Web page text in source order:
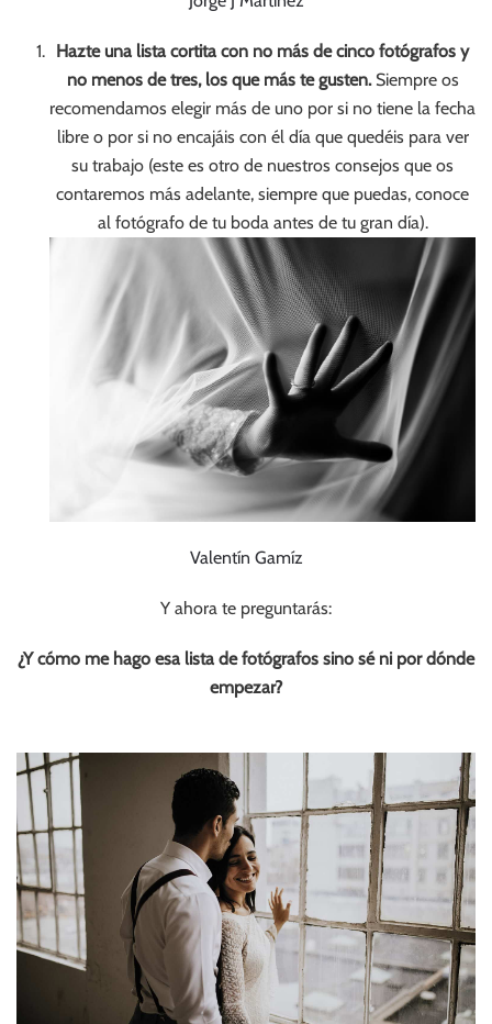
Hazte una lista cortita con no más de cinco fotógrafos y
no menos de tres, los que más te gusten.Siempre os
recomendamos elegir más de uno por si no tiene la fecha
libre o por si no encajáis con él día que quedéis para ver
su trabajo (este es otro de nuestros consejos que os
contaremos más adelante, siempre que puedas, conoce
al fotógrafo de tu boda antes de tu gran día).
Valentín Gamíz
Y ahora te preguntarás:
¿Y cómo me hago esa lista de fotógrafos sino sé ni por dónde
empezar?